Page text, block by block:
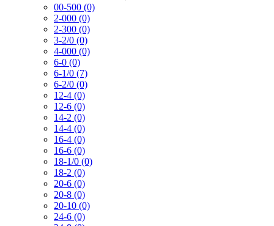
00-500 (0)
2-000 (0)
2-300 (0)
3-2/0 (0)
4-000 (0)
6-0 (0)
6-1/0 (7)
6-2/0 (0)
12-4 (0)
12-6 (0)
14-2 (0)
14-4 (0)
16-4 (0)
16-6 (0)
18-1/0 (0)
18-2 (0)
20-6 (0)
20-8 (0)
20-10 (0)
24-6 (0)